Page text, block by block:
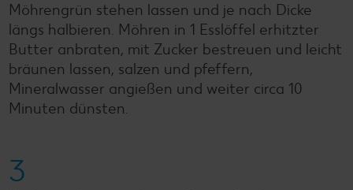
Möhrengrün stehen lassen und je nach Dicke
längs halbieren. Möhren in 1 Esslöffel erhitzter
Butter anbraten, mit Zucker bestreuen und leicht
bräunen lassen, salzen und pfeffern,
Mineralwasser angießen und weiter circa 10
Minuten dünsten.
3